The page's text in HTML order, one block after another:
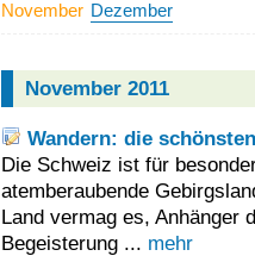
November Dezember
November 2011
Wandern: die
Die Schweiz ist für
atemberaubende
Land vermag es, Anhänger
Begeisterung ... mehr